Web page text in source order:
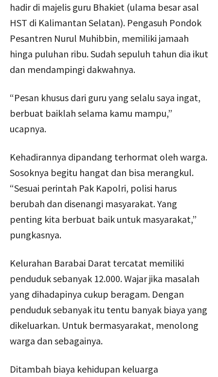
hadir di majelis guru Bhakiet (ulama besar asal
HST di Kalimantan Selatan). Pengasuh Pondok
Pesantren Nurul Muhibbin, memiliki jamaah
hinga puluhan ribu. Sudah sepuluh tahun dia ikut
dan mendampingi dakwahnya.
“Pesan khusus dari guru yang selalu saya ingat,
berbuat baiklah selama kamu mampu,”
ucapnya.
Kehadirannya dipandang terhormat oleh warga.
Sosoknya begitu hangat dan bisa merangkul.
“Sesuai perintah Pak Kapolri, polisi harus
berubah dan disenangi masyarakat. Yang
penting kita berbuat baik untuk masyarakat,”
pungkasnya.
Kelurahan Barabai Darat tercatat memiliki
penduduk sebanyak 12.000. Wajar jika masalah
yang dihadapinya cukup beragam. Dengan
penduduk sebanyak itu tentu banyak biaya yang
dikeluarkan. Untuk bermasyarakat, menolong
warga dan sebagainya.
Ditambah biaya kehidupan keluarga